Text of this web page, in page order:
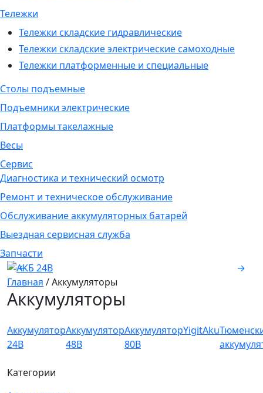
Тележки
Тележки складские гидравлические
Тележки складские электрические самоходные
Тележки платформенные и специальные
Столы подъемные
Подъемники электрические
Платформы такелажные
Весы
Сервис
Диагностика и технический осмотр
Ремонт и техническое обслуживание
Обслуживание аккумуляторных батарей
Выездная сервисная служба
Запчасти
←
→
Главная /Аккумуляторы
Аккумуляторы
Аккумулятор
24В
Аккумулятор
48В
Аккумулятор
80В
YigitAku
Категории